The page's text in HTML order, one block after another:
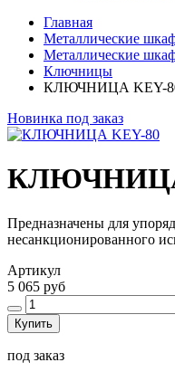
Главная
Металлические
Металлические
Ключницы
КЛЮЧНИЦА KEY-
Новинка под заказ
КЛЮЧНИЦА
Предназначены для
несанкционированного
Артикул
5 065 руб
Купить
под заказ